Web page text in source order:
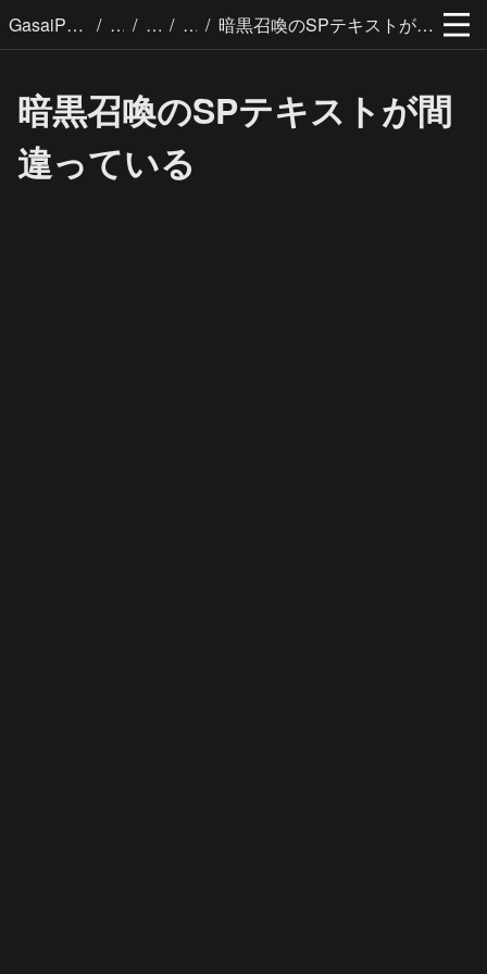
GasaiPages / / / / 暗黒召喚のSPテキストが間違っている
暗黒召喚のSPテキストが間
違っている